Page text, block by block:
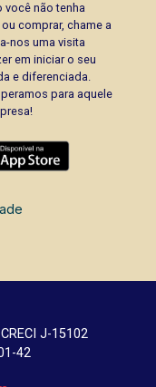
não tenha
comprar, chame a
nos uma visita
em iniciar o seu
e diferenciada.
para aquele
J-15102
42